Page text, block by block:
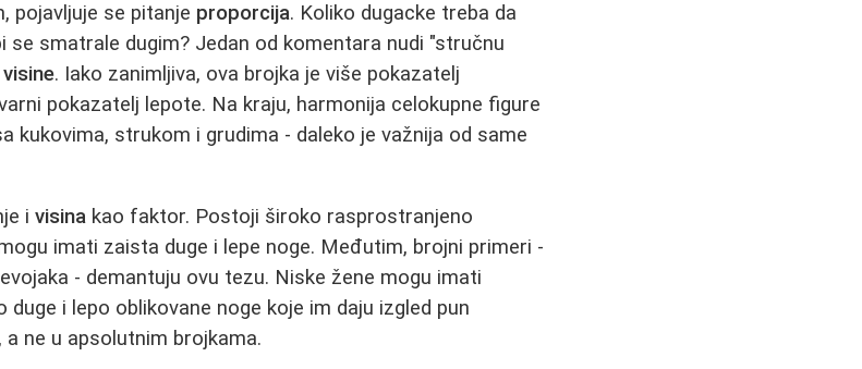
pojavljuje se pitanje proporcija. Koliko dugacke treba da
se smatrale dugim? Jedan od komentara nudi "stručnu
. Iako zanimljiva, ova brojka je više pokazatelj
pokazatelj lepote. Na kraju, harmonija celokupne figure
kukovima, strukom i grudima - daleko je važnija od same
ivisina kao faktor. Postoji široko rasprostranjeno
imati zaista duge i lepe noge. Međutim, brojni primeri -
- demantuju ovu tezu. Niske žene mogu imati
i lepo oblikovane noge koje im daju izgled pun
, a ne u apsolutnim brojkama.